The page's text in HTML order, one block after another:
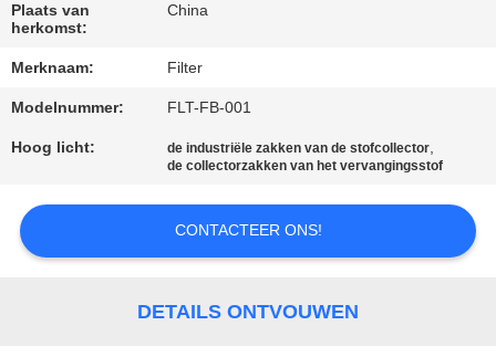
ONS
NIEUWS
OM EEN
CITAAT
SITEMAP
Plaats van
herkomst:
China
Merknaam: Filter
Modelnummer: FLT-FB-001
Hoog licht: de industriële zakken van de stofcollector,
de collectorzakken van het vervangingsstof
CONTACTEER ONS!
DETAILS ONTVOUWEN